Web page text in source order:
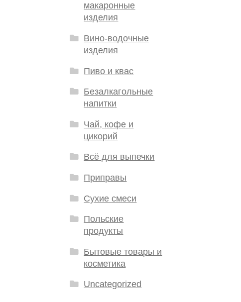
макаронные
изделия
Вино-водочные
изделия
Пиво и квас
Безалкагольные
напитки
Чай, кофе и
цикорий
Всё для выпечки
Приправы
Сухие смеси
Польские
продукты
Бытовые товары и
косметика
Uncategorized